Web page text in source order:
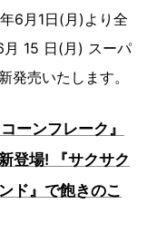
6月1日(月)より全
15 日(月) スーパ
発売いたします。
ーンフレーク』
登場! 『サクサク
ド』で飽きのこ